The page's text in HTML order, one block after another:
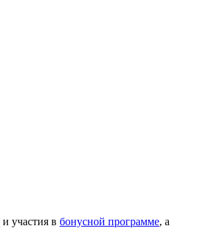
и участия в бонусной программе, а